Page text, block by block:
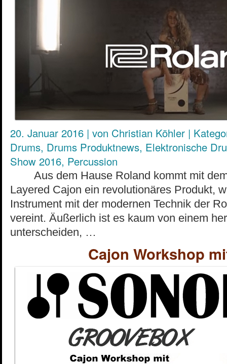
20. Januar 2016 | von Christian Köhler |
Drums, Drums Produktnews, Elektronische
Show 2016, Percussion
Aus dem Hause Roland kommt mit
Layered Cajon ein revolutionäres Produkt,
Instrument mit der modernen Technik der
vereint. Äußerlich ist es kaum von einem
unterscheiden, …
Cajon Workshop